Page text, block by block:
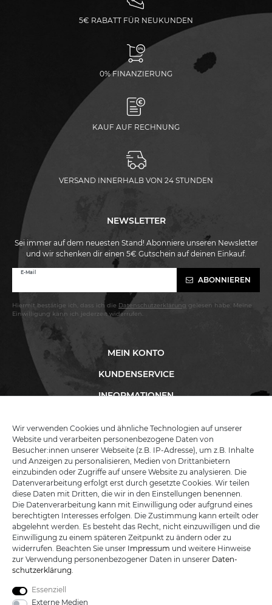
5€ RABATT FÜR NEUKUNDEN
0% FINANZIERUNG
KAUF AUF RECHNUNG
VERSAND INNERHALB VON 24 STUNDEN
MEIN KONTO
KUNDENSERVICE
INFORMATIONEN
NEWSLETTER
Sei immer auf dem neuesten Stand! Abonniere unseren Newsletter
und wir schenken dir einen 5€ Gutschein auf deinen Einkauf.
E-Mail
ABONNIEREN
Newsletter
Hiermit bestätige ich, dass ich die Daten­schutz­erklärung gelesen habe. Meine
Einwilligung kann ich jederzeit widerrufen.
KATANA-LAND
R.B. Trading GmbH
Lutzweg 2a
D - 04910 Elsterwerda
Hotline: +49 (0) 3533487781
Technik: +49 (0) 3533487440
Mail: info@katana-land.de
Wir verwenden Cookies und ähnliche Technologien auf unserer
Website und verarbeiten personenbezogene Daten von
Besucher:innen unserer Webseite (z.B. IP-Adresse), um z.B. Inhalte
und Anzeigen zu personalisieren, Medien von Drittanbietern
einzubinden oder Zugriffe auf unsere Website zu analysieren. Die
Datenverarbeitung erfolgt erst durch gesetzte Cookies. Wir teilen
diese Daten mit Dritten, die wir in den Einstellungen benennen.
Die Datenverarbeitung kann mit Einwilligung oder aufgrund eines
berechtigten Interesses erfolgen. Die Zustimmung kann erteilt oder
abgelehnt werden. Es besteht das Recht, nicht einzuwilligen und die
Einwilligung zu einem späteren Zeitpunkt zu ändern oder zu
widerrufen. Beachten Sie unser Impressum und weitere Hinweise
zur Verwendung personenbezogener Daten in unserer Daten­
schutz­erklärung.
Essenziell
Externe Medien